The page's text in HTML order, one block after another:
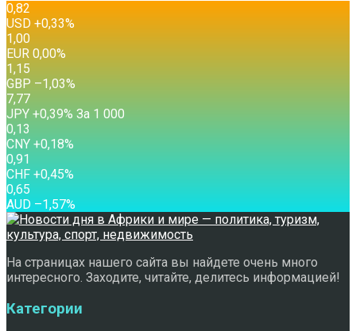
0,82
USD +0,33%
1,00
EUR 0,00%
1,15
GBP –1,03%
7,77
JPY +0,39% За 1 000
0,13
CNY +0,18%
0,91
CHF +0,45%
0,65
AUD –1,57%
На страницах нашего сайта вы найдете очень много
интересного. Заходите, читайте, делитесь информацией!
Категории